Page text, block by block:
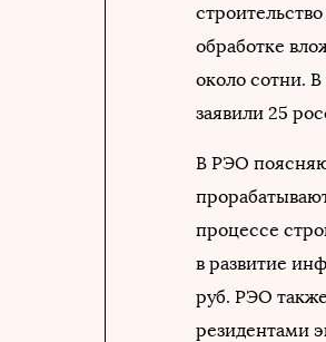
обработке
около сотни.
заявили 25
В РЭО
процессе
в развитие
руб. РЭО
резидентами